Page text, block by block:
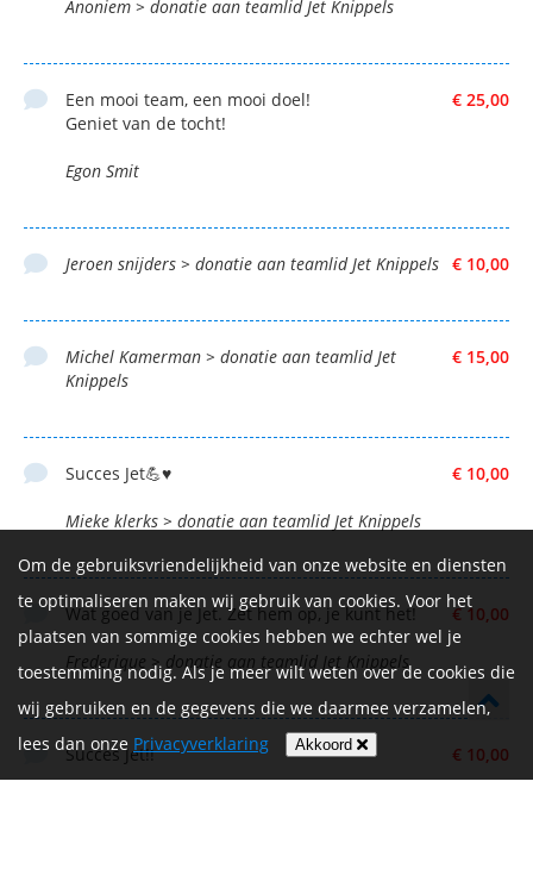
Anoniem > donatie aan teamlid Jet Knippels
€ 25,00
Een mooi team, een mooi doel!
Geniet van de tocht!
Egon Smit
€ 10,00
Jeroen snijders > donatie aan teamlid Jet Knippels
€ 15,00
Michel Kamerman > donatie aan teamlid Jet
Knippels
€ 10,00
Succes Jet💪♥️
Mieke klerks > donatie aan teamlid Jet Knippels
€ 10,00
Wat goed van je Jet. Zet hem op, je kunt het!
Frederique > donatie aan teamlid Jet Knippels
€ 10,00
Succes Jet!!
Om de gebruiksvriendelijkheid van onze website en diensten
te optimaliseren maken wij gebruik van cookies. Voor het
plaatsen van sommige cookies hebben we echter wel je
toestemming nodig. Als je meer wilt weten over de cookies die
wij gebruiken en de gegevens die we daarmee verzamelen,
lees dan onze Privacyverklaring Akkoord